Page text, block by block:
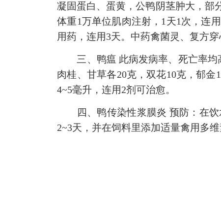
凝固蛋白、蛋黄，公鸭阴茎肿大，部
体重1万单位肌肉注射，1天1次，连
用药，连用3天。中药禽菌灵、复方
三、鸭瘟 此病发病率、死亡率均高
肉桂、甘草各20克，双花10克，郁
4~5毫升，连用2剂可治愈。
四、鸭传染性浆膜炎 预防：在饮
2~3天，并在饲料里添加适量禽用多维